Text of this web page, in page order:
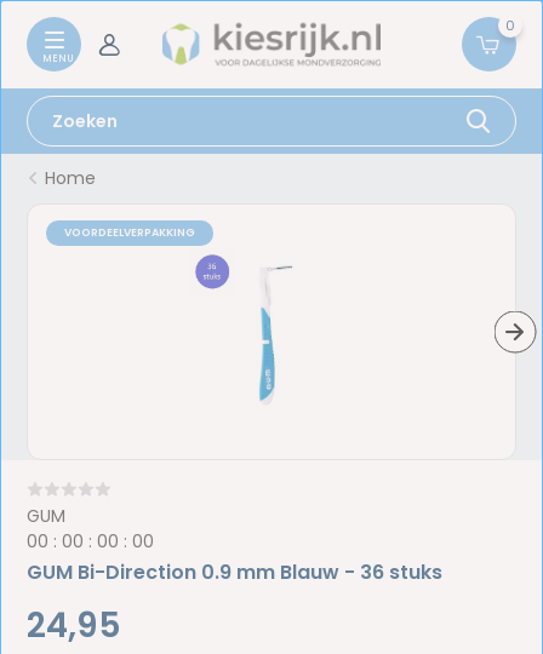
0
Home
VOORDEELVERPAKKING
GUM
00 :00 :00 :00
GUM Bi-Direction 0.9 mm Blauw - 36 stuks
24,95